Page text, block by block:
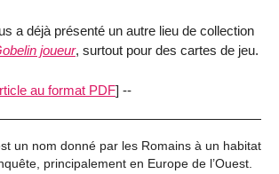
a déjà présenté un autre lieu de collection
joueur, surtout pour des cartes de jeu.
au format PDF] --
un nom donné par les Romains à un habitat
principalement en Europe de l’Ouest.